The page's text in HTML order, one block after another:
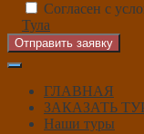
Согласен с
Тула
Отправить заявку
ГЛАВНАЯ
ЗАКАЗАТЬ
Наши туры